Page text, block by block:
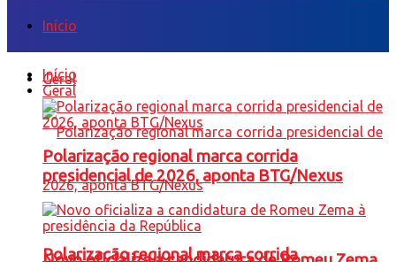
Início
Geral
Polarização regional marca corrida
Início
Geral
Polarização regional marca corrida
presidencial de 2026, aponta BTG/Nexus